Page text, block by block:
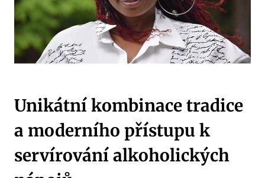
Unikátní kombinace tradice
a moderního přístupu k
servírování alkoholických